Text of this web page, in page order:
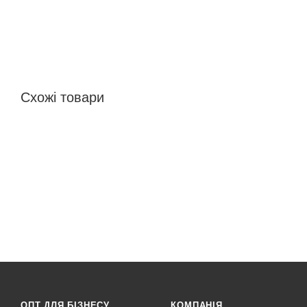
Схожі товари